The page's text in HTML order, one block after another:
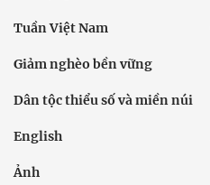
Tuần Việt Nam
Giảm nghèo bền vững
Dân tộc thiểu số và miền núi
English
Ảnh